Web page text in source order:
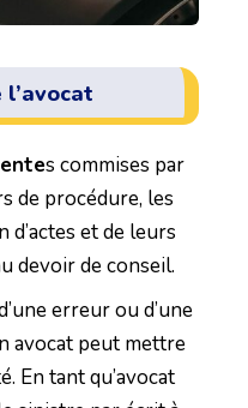
l’avocat
s commises par
de procédure, les
et de leurs
devoir de conseil.
erreur ou d’une
avocat peut mettre
En tant qu’avocat